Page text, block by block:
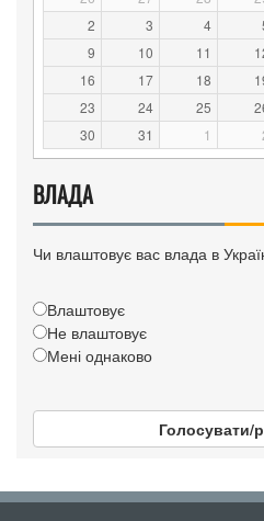
2
3 4
9 10 11
16
17 18
23
24 25
30
31 1
ВЛАДА
Чи влаштовує вас влада в
Влаштовує
Не влаштовує
Мені однаково
Голосувати/